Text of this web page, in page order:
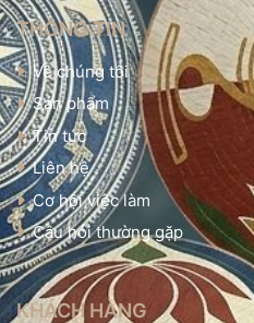
THÔNG TIN
Về chúng tôi
Sản phẩm
Tin tức
Liên hệ
Cơ hội việc làm
Câu hỏi thường gặp
KHÁCH HÀNG